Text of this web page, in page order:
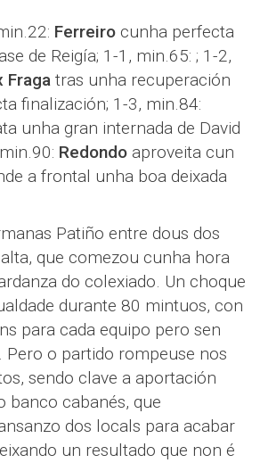
Ferreiro cunha perfecta
de Reigía; 1-1, min.65: ; 1-2,
Fraga tras unha recuperación
finalización; 1-3, min.84:
unha gran internada de David
Redondo aproveita cun
a frontal unha boa deixada
Patiño entre dous dos
que comezou cunha hora
do colexiado. Un choque
durante 80 mintuos, con
para cada equipo pero sen
Pero o partido rompeuse nos
sendo clave a aportación
banco cabanés, que
dos locals para acabar
un resultado que non é